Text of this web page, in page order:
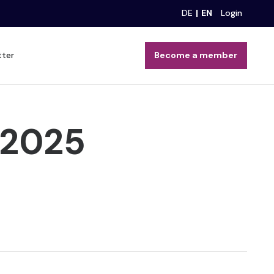
DE EN Login
Become a member